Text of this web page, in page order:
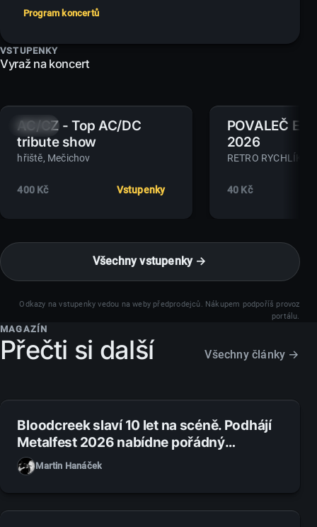
Program koncertů
VSTUPENKY
Vyraž na koncert
SRP
AC/CZ - Top AC/DC
tribute show
hřiště, Mečichov
400 Kč Vstupenky
NE9.SRP
POVALEČ
2026
RETRO RYCHLÍK
40 Kč
Všechny vstupenky →
Odkazy na vstupenky vedou na weby předprodejců. Nákupem podpoříš provoz
portálu.
MAGAZÍN
Přečti si další Všechny články →
Bloodcreek slaví 10 let na scéně. Podhájí
Metalfest 2026 nabídne pořádný
metalový večírek
Martin Hanáček